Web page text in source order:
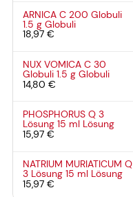
ARNICA C 200 Globuli
1.5 gGlobuli
18,97 €
NUX VOMICA C 30
Globuli1.5 gGlobuli
14,80 €
PHOSPHORUS Q 3
Lösung15 ml Lösung
15,97 €
NATRIUM MURIATICUM Q
3 Lösung15 ml Lösung
15,97 €